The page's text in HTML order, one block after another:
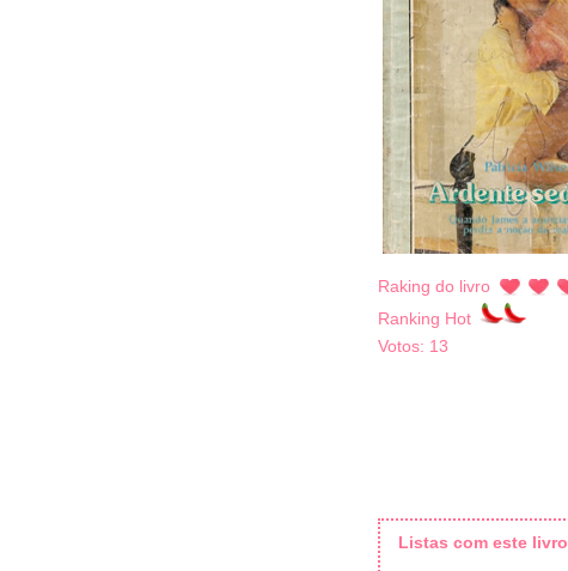
Raking do livro
Ranking Hot
Votos: 13
Listas com este livro